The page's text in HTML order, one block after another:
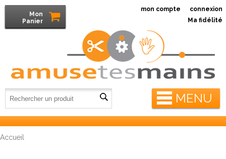
MENU
mon compte connexion
Mon
Panier
Ma fidélité
Accueil